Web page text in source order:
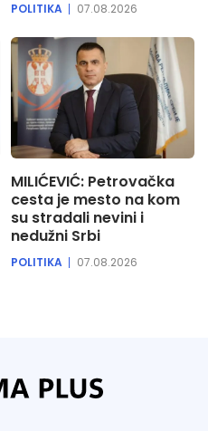
POLITIKA 07.08.2026
MILIĆEVIĆ: Petrovačka
cesta je mesto na kom
su stradali nevini i
nedužni Srbi
POLITIKA 07.08.2026